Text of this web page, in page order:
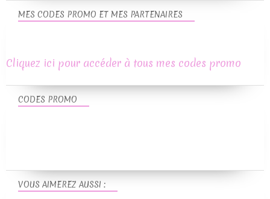
VOUS AIMEREZ AUSSI :
CODES PROMO
MES CODES PROMO ET MES PARTENAIRES
Cliquez ici pour accéder à tous mes codes promo